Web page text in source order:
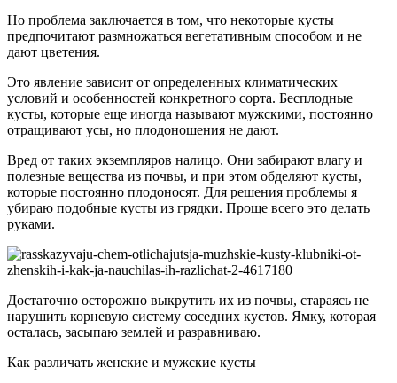
Но проблема заключается в том, что некоторые кусты
предпочитают размножаться вегетативным способом и не
дают цветения.
Это явление зависит от определенных климатических
условий и особенностей конкретного сорта. Бесплодные
кусты, которые еще иногда называют мужскими, постоянно
отращивают усы, но плодоношения не дают.
Вред от таких экземпляров налицо. Они забирают влагу и
полезные вещества из почвы, и при этом обделяют кусты,
которые постоянно плодоносят. Для решения проблемы я
убираю подобные кусты из грядки. Проще всего это делать
руками.
Достаточно осторожно выкрутить их из почвы, стараясь не
нарушить корневую систему соседних кустов. Ямку, которая
осталась, засыпаю землей и разравниваю.
Как различать женские и мужские кусты